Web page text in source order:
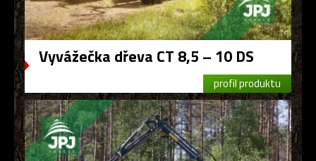
Vyvážečka dřeva CT 8,5 – 10 DS
profil produktu